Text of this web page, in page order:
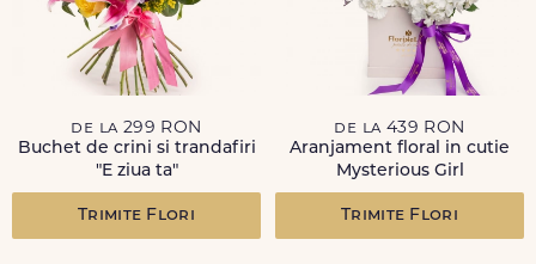
de la 299 RON
Buchet de crini si trandafiri
"E ziua ta"
Trimite Flori
de la 439 RON
Aranjament floral in cutie
Mysterious Girl
Trimite Flori